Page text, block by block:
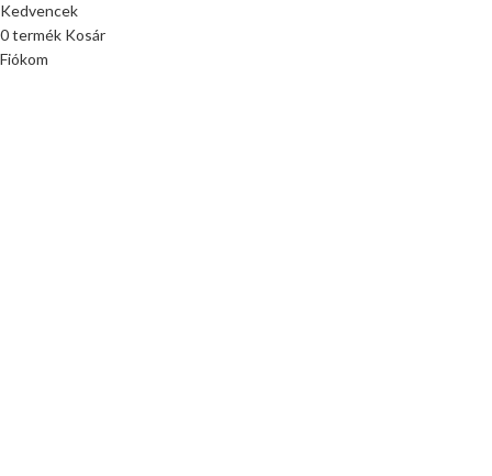
Kedvencek
0termék Kosár
Fiókom